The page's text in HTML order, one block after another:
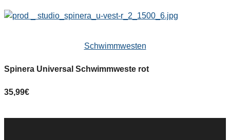
Schwimmwesten
Spinera Universal Schwimmweste rot
35,99€